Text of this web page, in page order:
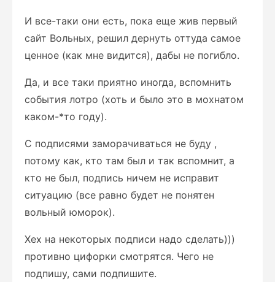
И все-таки они есть, пока еще жив первый
сайт Вольных, решил дернуть оттуда самое
ценное (как мне видится), дабы не погибло.
Да, и все таки приятно иногда, вспомнить
события лотро (хоть и было это в мохнатом
каком-*то году).
С подписями заморачиваться не буду ,
потому как, кто там был и так вспомнит, а
кто не был, подпись ничем не исправит
ситуацию (все равно будет не понятен
вольный юморок).
Хех на некоторых подписи надо сделать)))
противно цифорки смотрятся. Чего не
подпишу, сами подпишите.